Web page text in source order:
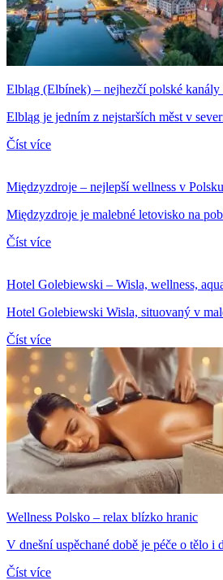
Elbląg (Elbínek) – nejhezčí polské kanály
Elbląg je jedním z nejstarších měst v
Číst více
Międzyzdroje – nejlepší wellness v Polsku
Międzyzdroje je malebné letovisko na
Číst více
Hotel Golebiewski – Wisla, wellness,
Hotel Golebiewski Wisla, situovaný v
Číst více
Wellness Polsko – relax blízko hranic
V dnešní uspěchané době je péče o tělo i
Číst více